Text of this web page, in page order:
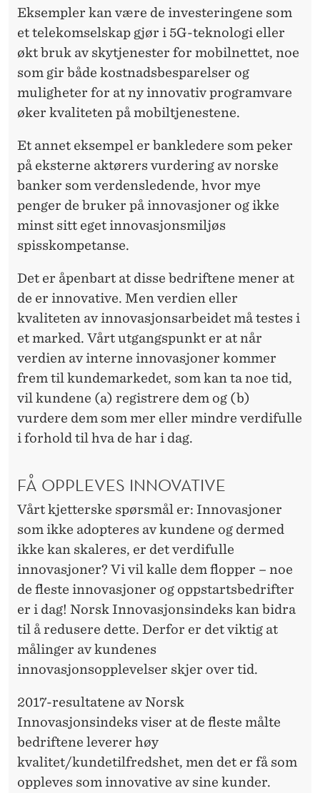
Eksempler kan være de investeringene som
et telekomselskap gjør i 5G-teknologi eller
økt bruk av skytjenester for mobilnettet, noe
som gir både kostnadsbesparelser og
muligheter for at ny innovativ programvare
øker kvaliteten på mobiltjenestene.
Et annet eksempel er bankledere som peker
på eksterne aktørers vurdering av norske
banker som verdensledende, hvor mye
penger de bruker på innovasjoner og ikke
minst sitt eget innovasjonsmiljøs
spisskompetanse.
Det er åpenbart at disse bedriftene mener at
de er innovative. Men verdien eller
kvaliteten av innovasjonsarbeidet må testes i
et marked. Vårt utgangspunkt er at når
verdien av interne innovasjoner kommer
frem til kundemarkedet, som kan ta noe tid,
vil kundene (a) registrere dem og (b)
vurdere dem som mer eller mindre verdifulle
i forhold til hva de har i dag.
FÅ OPPLEVES INNOVATIVE
Vårt kjetterske spørsmål er: Innovasjoner
som ikke adopteres av kundene og dermed
ikke kan skaleres, er det verdifulle
innovasjoner? Vi vil kalle dem flopper – noe
de fleste innovasjoner og oppstartsbedrifter
er i dag! Norsk Innovasjonsindeks kan bidra
til å redusere dette. Derfor er det viktig at
målinger av kundenes
innovasjonsopplevelser skjer over tid.
2017-resultatene av Norsk
Innovasjonsindeks viser at de fleste målte
bedriftene leverer høy
kvalitet/kundetilfredshet, men det er få som
oppleves som innovative av sine kunder.